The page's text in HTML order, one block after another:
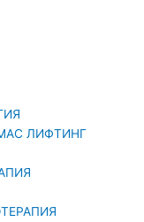
ЛИФТИНГ